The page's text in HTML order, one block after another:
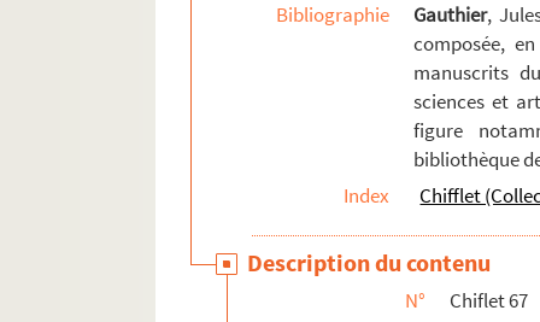
Bibliographie
Gauthier,
composée,
manuscrits
sciences et
figure
bibliothèque
Index
Chifflet
Description du contenu
N°
Chiflet 67